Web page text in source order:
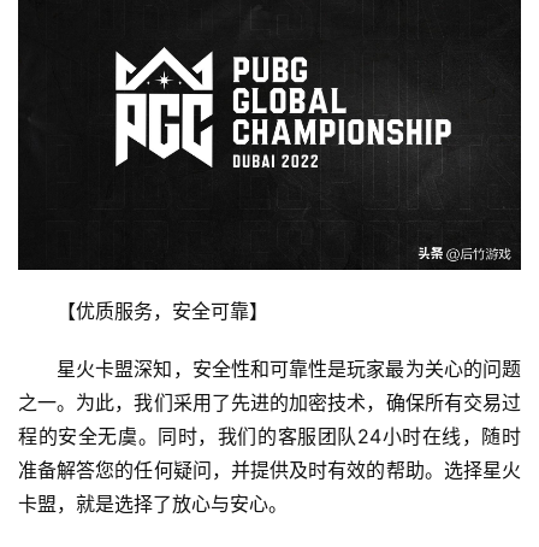
【优质服务，安全可靠】
星火卡盟深知，安全性和可靠性是玩家最为关心的问题
之一。为此，我们采用了先进的加密技术，确保所有交易过
程的安全无虞。同时，我们的客服团队24小时在线，随时
准备解答您的任何疑问，并提供及时有效的帮助。选择星火
卡盟，就是选择了放心与安心。